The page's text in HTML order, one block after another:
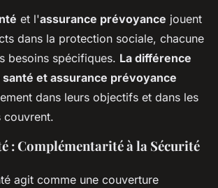
et l'assurance prévoyance jouent
dans la protection sociale, chacune
besoins spécifiques. La différence
et assurance prévoyance
dans leurs objectifs et dans les
couvrent.
: Complémentarité à la Sécurité
agit comme une couverture